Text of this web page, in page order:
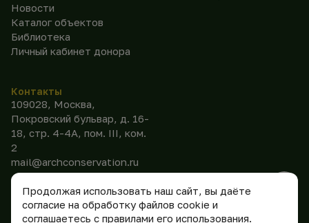
Новости
Каталог объектов
Библиотека
Личный кабинет донора
Контакты
109028, Москва,
Покровский бульвар, д. 16-
18, стр. 4-4А, пом. III, ком.
2
mail@archconservation.ru
Продолжая использовать наш сайт, вы даёте
согласие на обработку файлов cookie и
соглашаетесь с правилами его использования.